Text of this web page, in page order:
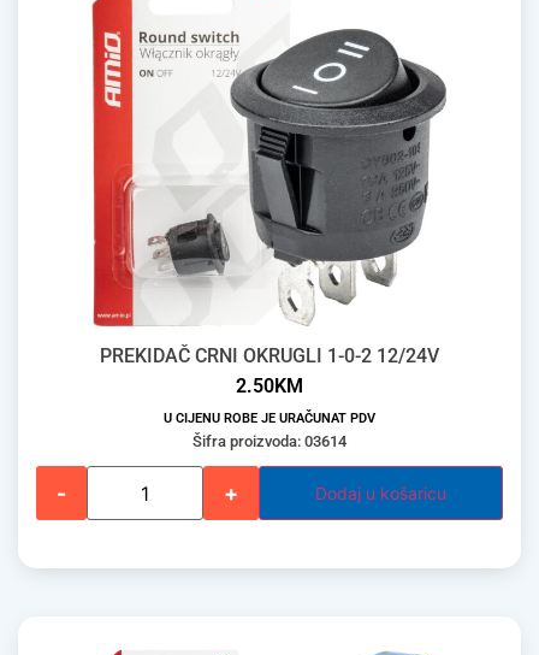
PREKIDAČ CRNI OKRUGLI 1-0-2 12/24V
2.50KM
U CIJENU ROBE JE URAČUNAT PDV
Šifra proizvoda: 03614
- + Dodaj u košaricu